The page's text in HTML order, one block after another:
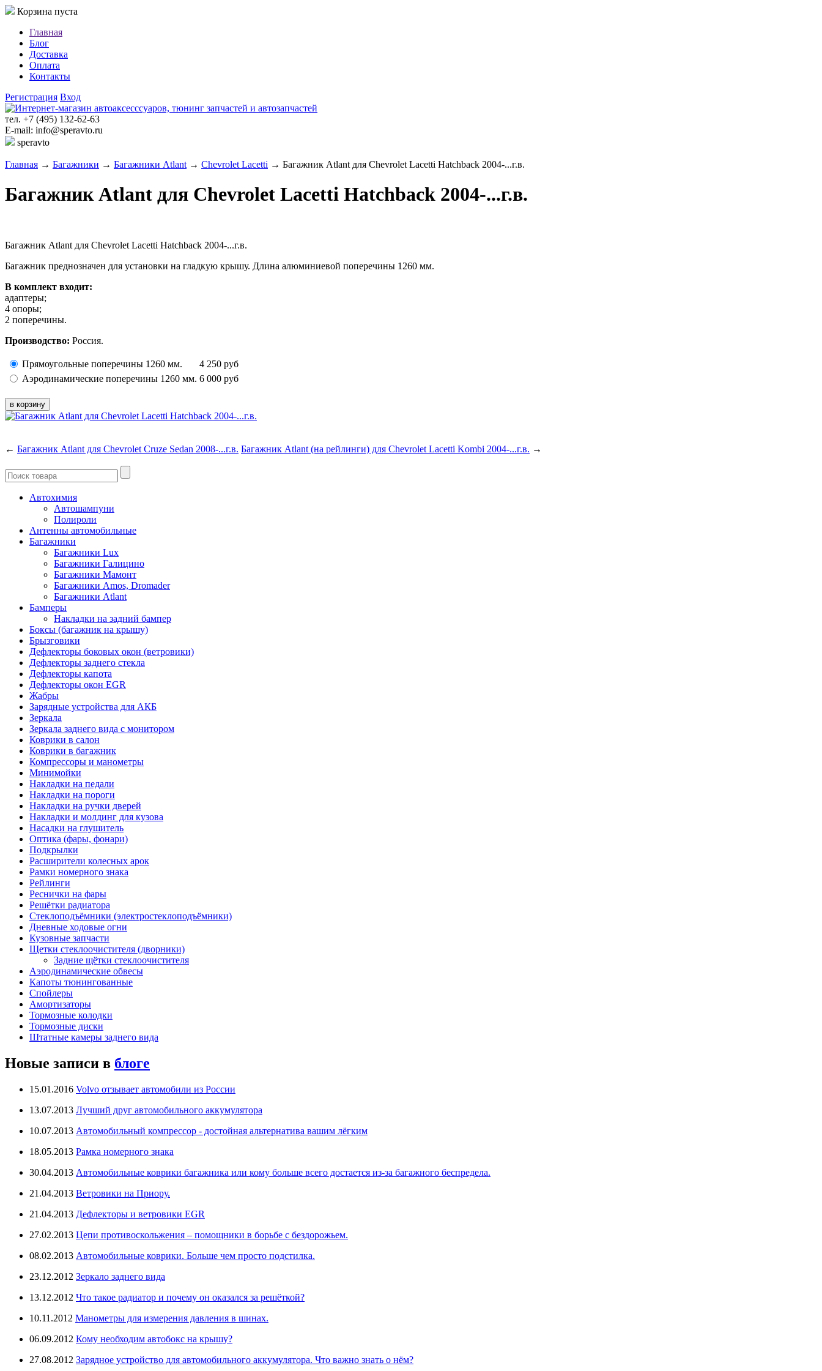
Корзина пуста
Главная
Блог
Доставка
Оплата
Контакты
Регистрация Вход
тел. +7 (495) 132-62-63
E-mail: info@speravto.ru
speravto
Главная → Багажники → Багажники Atlant → Chevrolet Lacetti → Багажник Atlant для Chevrolet Lacetti Hatchback 2004-...г.в.
Багажник Atlant для Chevrolet Lacetti Hatchback 2004-...г.в.
Багажник Atlant для Chevrolet Lacetti Hatchback 2004-...г.в.
Багажник преднозначен для установки на гладкую крышу. Длина алюминиевой поперечины 1260 мм.
В комплект входит:
адаптеры;
4 опоры;
2 поперечины.
Производство: Россия.
Прямоугольные поперечины 1260 мм. 4 250 руб
Аэродинамические поперечины 1260 мм. 6 000 руб
← Багажник Atlant для Chevrolet Cruze Sedan 2008-...г.в. Багажник Atlant (на рейлинги) для Chevrolet Lacetti Kombi 2004-...г.в. →
Автохимия
Автошампуни
Полироли
Антенны автомобильные
Багажники
Багажники Lux
Багажники Галицино
Багажники Мамонт
Багажники Amos, Dromader
Багажники Atlant
Бамперы
Накладки на задний бампер
Боксы (багажник на крышу)
Брызговики
Дефлекторы боковых окон (ветровики)
Дефлекторы заднего стекла
Дефлекторы капота
Дефлекторы окон EGR
Жабры
Зарядные устройства для АКБ
Зеркала
Зеркала заднего вида с монитором
Коврики в салон
Коврики в багажник
Компрессоры и манометры
Минимойки
Накладки на педали
Накладки на пороги
Накладки на ручки дверей
Накладки и молдинг для кузова
Насадки на глушитель
Оптика (фары, фонари)
Подкрылки
Расширители колесных арок
Рамки номерного знака
Рейлинги
Реснички на фары
Решётки радиатора
Стеклоподъёмники (электростеклоподъёмники)
Дневные ходовые огни
Кузовные запчасти
Щетки стеклоочистителя (дворники)
Задние щётки стеклоочистителя
Аэродинамические обвесы
Капоты тюнингованные
Спойлеры
Амортизаторы
Тормозные колодки
Тормозные диски
Штатные камеры заднего вида
Новые записи в блоге
15.01.2016 Volvo отзывает автомобили из России
13.07.2013 Лучший друг автомобильного аккумулятора
10.07.2013 Автомобильный компрессор - достойная альтернатива вашим лёгким
18.05.2013 Рамка номерного знака
30.04.2013 Автомобильные коврики багажника или кому больше всего достается из-за багажного беспредела.
21.04.2013 Ветровики на Приору.
21.04.2013 Дефлекторы и ветровики EGR
27.02.2013 Цепи противоскольжения – помощники в борьбе с бездорожьем.
08.02.2013 Автомобильные коврики. Больше чем просто подстилка.
23.12.2012 Зеркало заднего вида
13.12.2012 Что такое радиатор и почему он оказался за решёткой?
10.11.2012 Манометры для измерения давления в шинах.
06.09.2012 Кому необходим автобокс на крышу?
27.08.2012 Зарядное устройство для автомобильного аккумулятора. Что важно знать о нём?